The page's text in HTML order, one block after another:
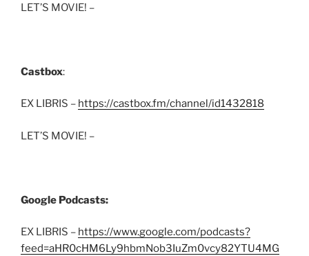
LET’S MOVIE! –
Castbox:
EX LIBRIS – https://castbox.fm/channel/id1432818
LET’S MOVIE! –
Google Podcasts:
EX LIBRIS – https://www.google.com/podcasts?
feed=aHR0cHM6Ly9hbmNob3IuZm0vcy82YTU4MG